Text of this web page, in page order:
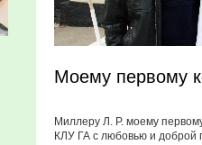
Моему первому
Миллеру Л. Р. моему
КЛУ ГА с любовью и доброй